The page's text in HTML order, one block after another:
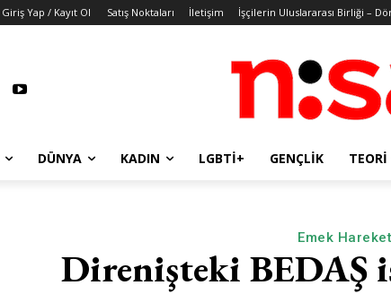
Giriş Yap / Kayıt Ol Satış Noktaları İletişim İşçilerin Uluslararası Birliği –
DÜNYA KADIN LGBTİ+ GENÇLIK
Emek
Direnişteki BEDAŞ